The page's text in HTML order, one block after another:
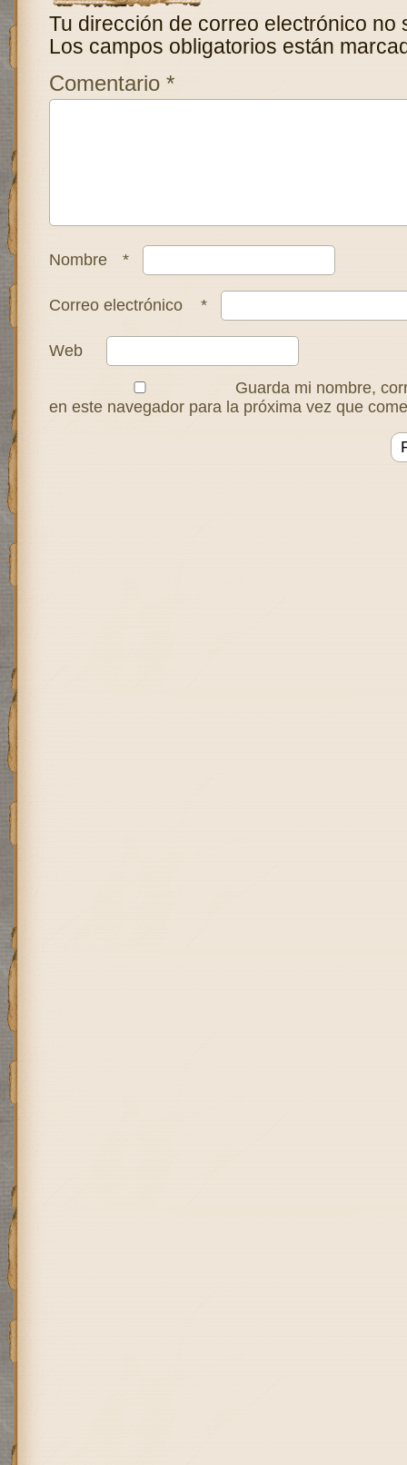
Tu dirección de correo electrónico no
Los campos obligatorios están
Comentario *
Nombre *
Correo electrónico *
Web
Guarda mi nombre,
en este navegador para la próxima vez que